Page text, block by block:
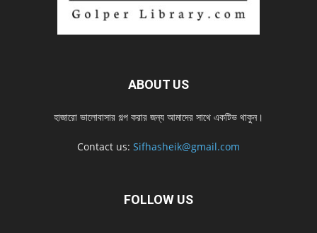
ABOUT US
হাজারো ভালোবাসার গল্প করার জন্য আমাদের সাথে একটিভ থাকুন।
Contact us: Sifhasheik@gmail.com
FOLLOW US